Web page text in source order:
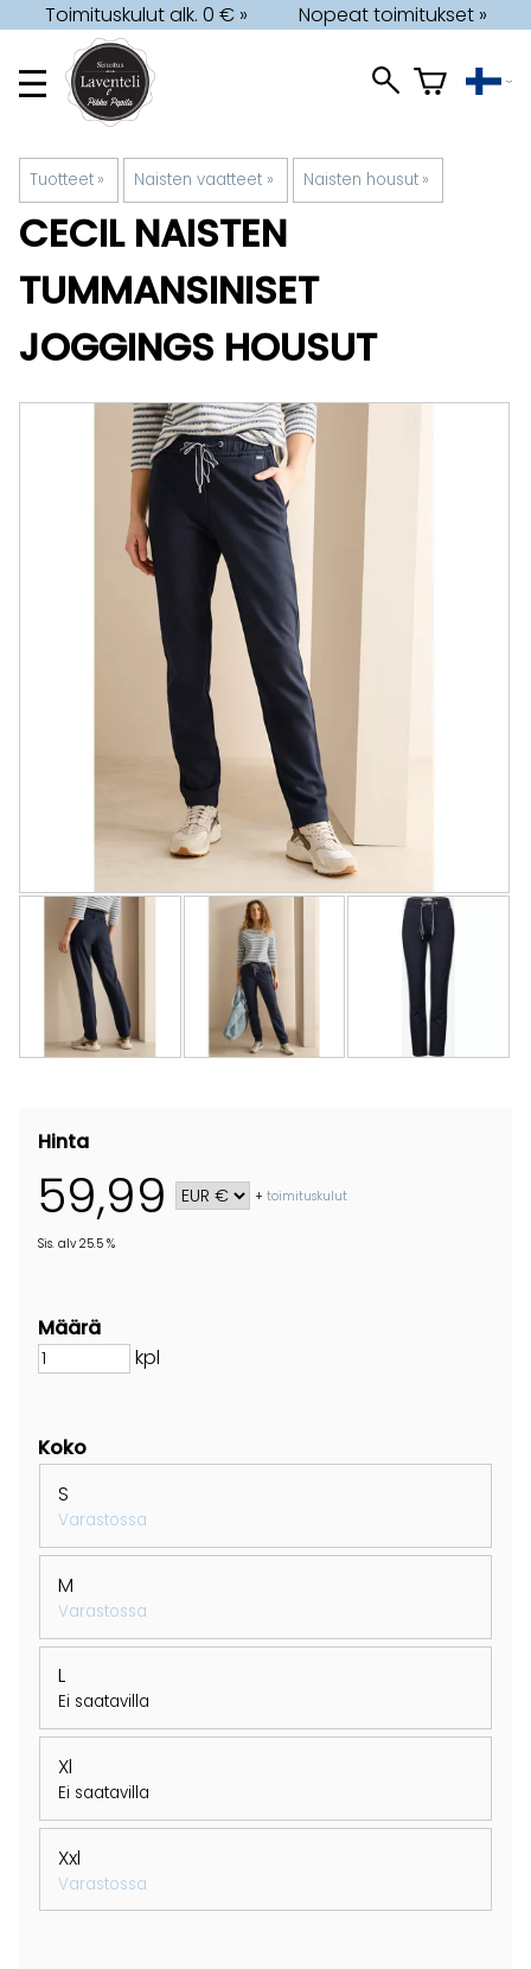
Toimituskulut alk. 0 € » Nopeat toimitukset »
Tuotteet ‪» Naisten vaatteet ‪» Naisten housut ‪»
CECIL NAISTEN
TUMMANSINISET
JOGGINGS HOUSUT
Hinta
59,99 +toimituskulut
Sis. alv 25.5 %
Määrä
kpl
Koko
S
Varastossa
M
Varastossa
L
Ei saatavilla
Xl
Ei saatavilla
Xxl
Varastossa